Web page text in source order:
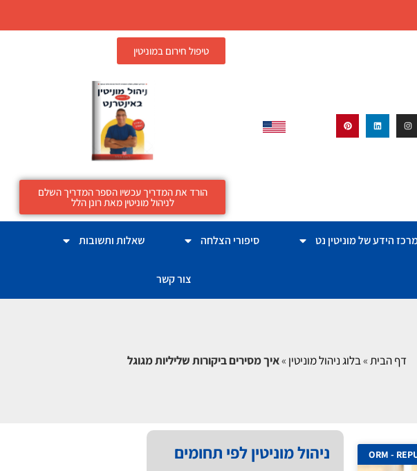
טיפול חירום במוניטין
הורד את המדריך עכשיו הספר המדריך השלם
לניהול מוניטין מאת רונן הלל
הידע של מוניטין נט סיפורי הצלחה שאלות ותשובות
צור קשר
דף הבית»בלוג ניהול מוניטין »איך מסירים ביקורות שליליות מגוגל
ORM - ניהול מוניטין לפי תחומים